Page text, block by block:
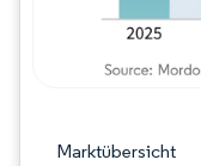
Marktübersicht